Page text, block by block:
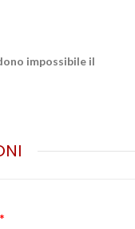
impossibile il
*